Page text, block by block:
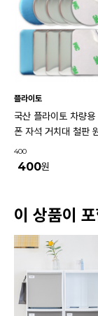
플라이토
국산 플라이토 차량용
폰 자석 거치대 철판
사각 40mm
400
400원
이 상품이